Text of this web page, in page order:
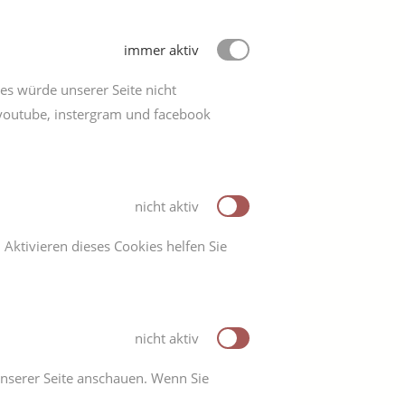
immer aktiv
würde unserer Seite nicht
instergram und facebook
nicht aktiv
dieses Cookies helfen Sie
nicht aktiv
Seite anschauen. Wenn Sie